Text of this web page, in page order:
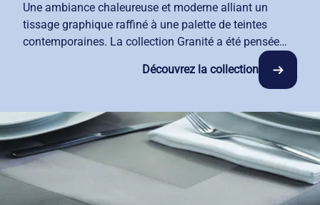
Une ambiance chaleureuse et moderne alliant un
tissage graphique raffiné à une palette de teintes
contemporaines. La collection Granité a été pensée
pour sublimer vos salles, choisissez parmi nos coloris
harmonieux : blanc, crème ou gris ardoise pour créer
établissement.
Pour garantir des couleurs éclatantes lavage après
lavage, nous sélectionnons des finitions haut de
gamme adaptées à chaque coloris. Sa confection en
fil teint assure une résistance exceptionnelle aux
exigences de la restauration professionnelle et une
Découvrez la collection